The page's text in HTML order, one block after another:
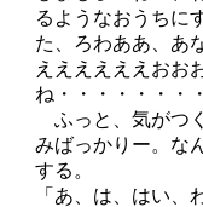
るようなおうちに
た、ろわああ、あ
ええええええおお
ね・・・・・・・
ふっと、気がつ
みばっかりー。な
する。
「あ、は、はい、